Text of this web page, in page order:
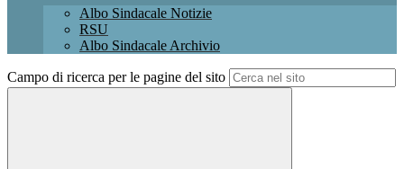
Albo Sindacale Notizie
RSU
Albo Sindacale Archivio
Campo di ricerca per le pagine del sito